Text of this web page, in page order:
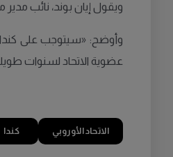
ويقول إيان بوند، نائب
وأوضح: «سيتوجب على كندا
عضوية الاتحاد لسنوات
الاتحاد الأوروبي كندا